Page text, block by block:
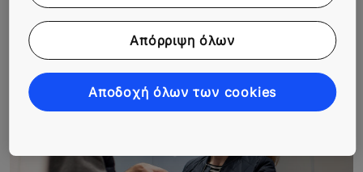
Απόρριψη όλων
Αποδοχή όλων των cookies